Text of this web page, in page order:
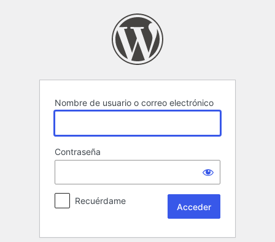
Nombre de usuario o correo electrónico
Contraseña
Recuérdame